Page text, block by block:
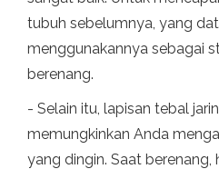
tubuh sebelumnya, yang
menggunakannya sebagai
berenang.
- Selain itu, lapisan tebal
memungkinkan Anda
yang dingin. Saat berenang,